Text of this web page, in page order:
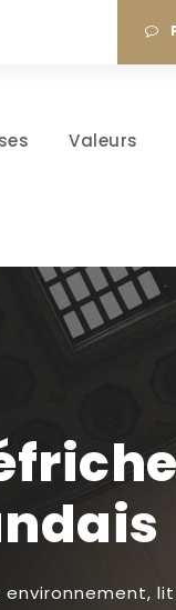
Valeurs
environnement,